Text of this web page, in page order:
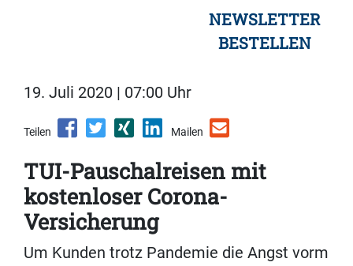
NEWSLETTER
BESTELLEN
19. Juli 2020 | 07:00 Uhr
Teilen Mailen
TUI-Pauschalreisen mit
kostenloser Corona-
Versicherung
Um Kunden trotz Pandemie die Angst vorm